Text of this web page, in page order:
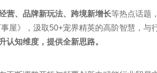
营、品牌新玩法、跨境新增长等热点话题
屋》，汲取50+宠界精英的高阶智慧，与
认知维度，提供全新思路。